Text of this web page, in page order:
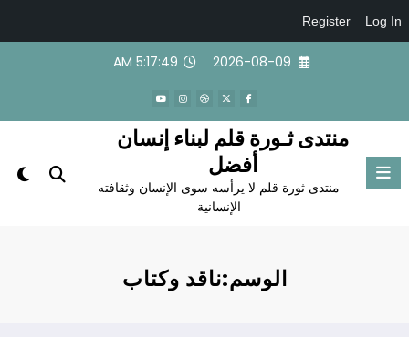
Log In
Register
2026-08-09
5:17:50 AM
منتدى ثـورة قلم لبناء إنسان
أفضل
منتدى ثورة قلم لا يرأسه سوى الإنسان وثقافته
الإنسانية
الوسم:ناقد وكتاب